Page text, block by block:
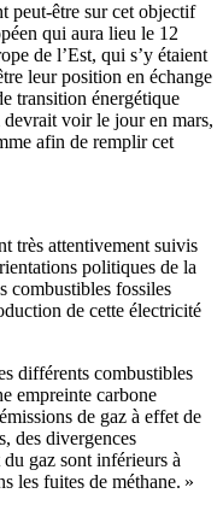
peut-être sur cet objectif
qui aura lieu le 12
de l’Est, qui s’y étaient
leur position en échange
transition énergétique
voir le jour en mars,
afin de remplir cet
très attentivement suivis
politiques de la
combustibles fossiles
de cette électricité
différents combustibles
empreinte carbone
de gaz à effet de
des divergences
gaz sont inférieurs à
les fuites de méthane. »